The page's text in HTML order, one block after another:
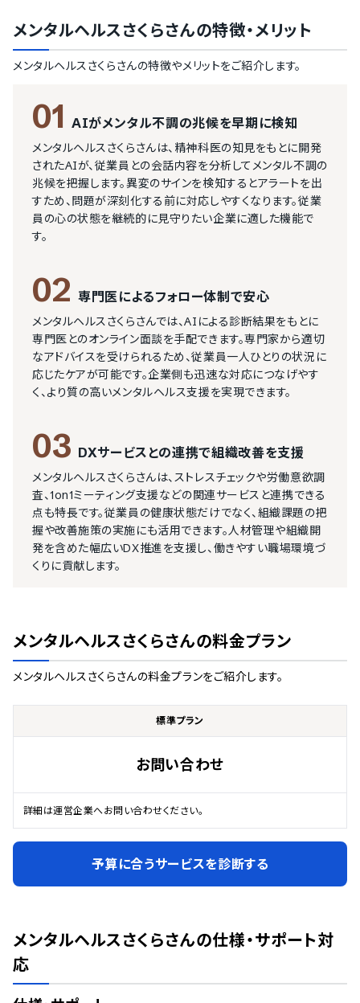
メンタルヘルスさくらさんの特徴・メリット
メンタルヘルスさくらさんの特徴やメリットをご紹介します。
01 AIがメンタル不調の兆候を早期に検知
メンタルヘルスさくらさんは、精神科医の知見をもとに開発
されたAIが、従業員との会話内容を分析してメンタル不調の
兆候を把握します。異変のサインを検知するとアラートを出
すため、問題が深刻化する前に対応しやすくなります。従業
員の心の状態を継続的に見守りたい企業に適した機能で
す。
02 専門医によるフォロー体制で安心
メンタルヘルスさくらさんでは、AIによる診断結果をもとに
専門医とのオンライン面談を手配できます。専門家から適切
なアドバイスを受けられるため、従業員一人ひとりの状況に
応じたケアが可能です。企業側も迅速な対応につなげやす
く、より質の高いメンタルヘルス支援を実現できます。
03 DXサービスとの連携で組織改善を支援
メンタルヘルスさくらさんは、ストレスチェックや労働意欲調
査、1on1ミーティング支援などの関連サービスと連携できる
点も特長です。従業員の健康状態だけでなく、組織課題の把
握や改善施策の実施にも活用できます。人材管理や組織開
発を含めた幅広いDX推進を支援し、働きやすい職場環境づ
くりに貢献します。
メンタルヘルスさくらさんの料金プラン
メンタルヘルスさくらさんの料金プランをご紹介します。
標準プラン
お問い合わせ
詳細は運営企業へお問い合わせください。
予算に合うサービスを診断する
メンタルヘルスさくらさんの仕様・サポート対
応